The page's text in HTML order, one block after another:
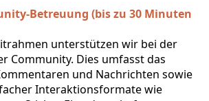
Betreuung (bis zu 30 Minuten
unterstützen wir bei der
Community. Dies umfasst das
und Nachrichten sowie
Interaktionsformate wie